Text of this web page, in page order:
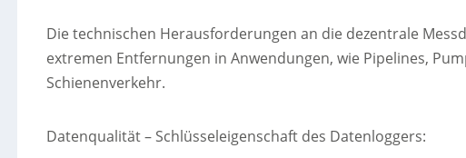
Die technischen Herausforderungen an die dezentrale
extremen Entfernungen in Anwendungen, wie Pipelines,
Schienenverkehr.
Datenqualität – Schlüsseleigenschaft des Datenloggers: